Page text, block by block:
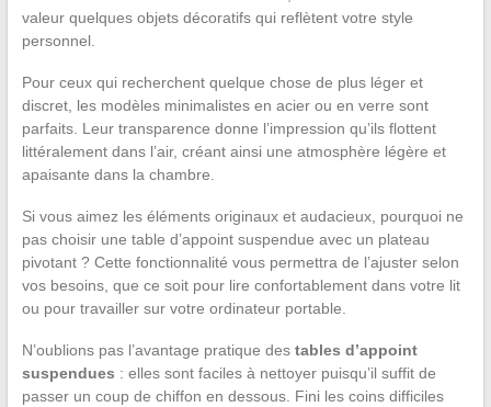
valeur quelques objets décoratifs qui reflètent votre style
personnel.
Pour ceux qui recherchent quelque chose de plus léger et
discret, les modèles minimalistes en acier ou en verre sont
parfaits. Leur transparence donne l’impression qu’ils flottent
littéralement dans l’air, créant ainsi une atmosphère légère et
apaisante dans la chambre.
Si vous aimez les éléments originaux et audacieux, pourquoi ne
pas choisir une table d’appoint suspendue avec un plateau
pivotant ? Cette fonctionnalité vous permettra de l’ajuster selon
vos besoins, que ce soit pour lire confortablement dans votre lit
ou pour travailler sur votre ordinateur portable.
N’oublions pas l’avantage pratique des tables d’appoint
suspendues : elles sont faciles à nettoyer puisqu’il suffit de
passer un coup de chiffon en dessous. Fini les coins difficiles